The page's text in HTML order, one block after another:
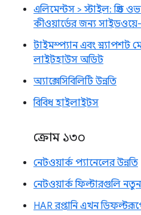
এলিমেন্টস > স্টাইল: গ্রিড
কীওয়ার্ডের জন্য
টাইমস্প্যান এবং স্ন্যাপশট
লাইটহাউস অডিট
অ্যাক্সেসিবিলিটি উন্নতি
বিবিধ হাইলাইটস
ক্রোম ১৩০
নেটওয়ার্ক প্যানেলের উন্নতি
নেটওয়ার্ক ফিল্টারগুলি
HAR রপ্তানি এখন